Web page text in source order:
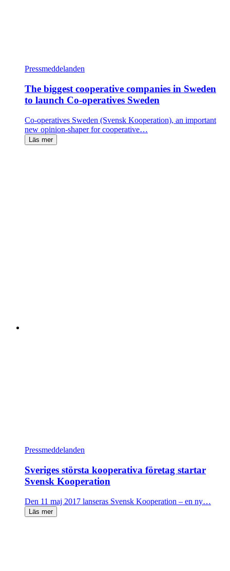
Pressmeddelanden
The biggest cooperative companies in Sweden
to launch Co-operatives Sweden
Co-operatives Sweden (Svensk Kooperation), an important
new opinion-shaper for cooperative…
Läs mer
Pressmeddelanden
Sveriges största kooperativa företag startar
Svensk Kooperation
Den 11 maj 2017 lanseras Svensk Kooperation – en ny…
Läs mer